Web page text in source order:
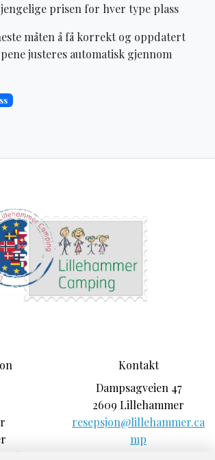
prisen for hver type plass
måten å få korrekt og oppdatert
justeres automatisk gjennom
Kontakt
Dampsagveien 47
2609 Lillehammer
resepsjon@lillehammer.ca
mp